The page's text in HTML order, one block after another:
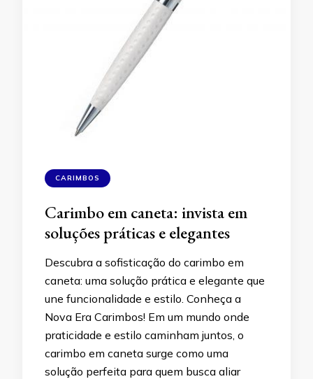
CARIMBOS
Carimbo em caneta: invista em
soluções práticas e elegantes
Descubra a sofisticação do carimbo em
caneta: uma solução prática e elegante que
une funcionalidade e estilo. Conheça a
Nova Era Carimbos! Em um mundo onde
praticidade e estilo caminham juntos, o
carimbo em caneta surge como uma
solução perfeita para quem busca aliar